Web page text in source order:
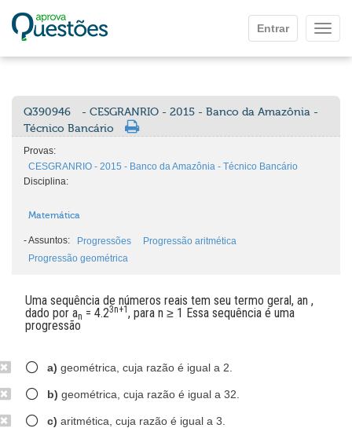
Entrar
Q390946
- CESGRANRIO - 2015 - Banco da Amazônia -
Técnico Bancário
Provas:
CESGRANRIO - 2015 - Banco da Amazônia - Técnico Bancário
Disciplina:
Matemática
-Assuntos: Progressões
Progressão aritmética
Progressão geométrica
Uma sequência de números reais tem seu termo geral, an ,
dado por an = 4.23n+1, para n ≥ 1 Essa sequência é uma
progressão
a) geométrica, cuja razão é igual a 2.
b) geométrica, cuja razão é igual a 32.
c) aritmética, cuja razão é igual a 3.